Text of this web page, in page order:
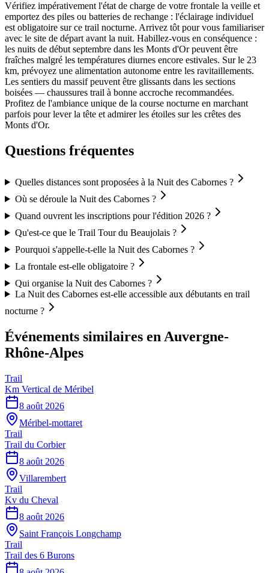
Vérifiez impérativement l'état de charge de votre frontale la veille et
emportez des piles ou batteries de rechange : l'éclairage individuel
est obligatoire sur ce trail nocturne. Arrivez tôt pour vous familiariser
avec le site de départ avant la nuit. Habillez-vous en conséquence :
les nuits de début septembre dans les Monts d'Or peuvent être
fraîches malgré les températures diurnes encore estivales. Sur le 23
km, prévoyez une alimentation autonome entre les ravitaillements.
Les sentiers du massif peuvent être glissants dans les sections
boisées — chaussures trail à bonne accroche recommandées.
Profitez de l'ambiance unique de la course nocturne en marchant
parfois pour lever la tête et admirer les étoiles sur les crêtes des
Monts d'Or.
Questions fréquentes
Quelles distances sont proposées à la Nuit des Cabornes ?
Où se déroule la Nuit des Cabornes ?
Quand ouvrent les inscriptions pour l'édition 2026 ?
Qu'est-ce que le Trail Tour du Beaujolais ?
Pourquoi s'appelle-t-elle la Nuit des Cabornes ?
La frontale est-elle obligatoire ?
Qui organise la Nuit des Cabornes ?
La Nuit des Cabornes est-elle accessible aux débutants en trail
nocturne ?
Événements similaires en Auvergne-
Rhône-Alpes
Trail
Km Vertical de Méribel
8 août 2026
Méribel-mottaret
Trail
Trail du Corbier
8 août 2026
Villarembert
Trail
Kv du Cheval
8 août 2026
Saint François Longchamp
Trail
Trail des 6 Burons